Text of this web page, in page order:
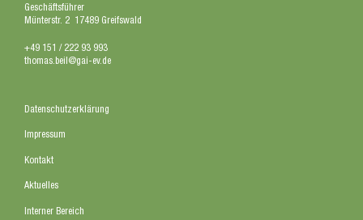
Geschäftsführer
Münterstr. 2 17489 Greifswald
+49 151 / 222 93 993
thomas.beil@gai-ev.de
Datenschutzerklärung
Impressum
Kontakt
Aktuelles
Interner Bereich